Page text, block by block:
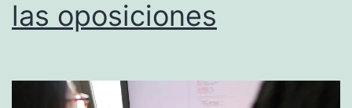
las oposiciones